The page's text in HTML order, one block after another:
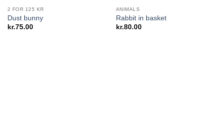
2 FOR 125 KR
Dust bunny
kr.75.00
ANIMALS
Rabbit in basket
kr.80.00